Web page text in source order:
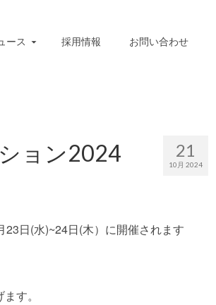
ース 採用情報 お問い合わせ
21
10月 2024
ション2024
日(水)~24日(木）に開催されます
す。